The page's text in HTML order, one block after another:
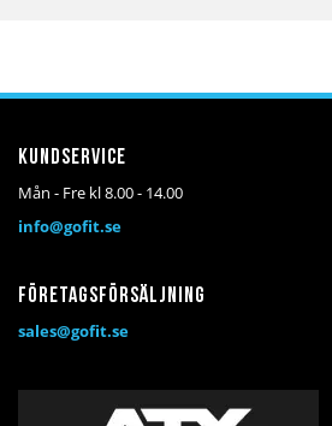
Kundservice
Mån - Fre kl 8.00 - 14.00
info@gofit.se
Företagsförsäljning
sales@gofit.se